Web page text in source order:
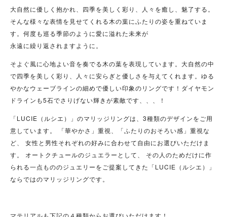
大自然に優しく抱かれ、四季を美しく彩り、人々を癒し、魅了する。
そんな様々な表情を見せてくれる木の葉にふたりの姿を重ねていま
す。何度も巡る季節のように愛に溢れた未来が
永遠に繰り返されますように。
そよぐ風に心地よい音を奏でる木の葉を表現しています。大自然の中
で四季を美しく彩り、人々に安らぎと優しさを与えてくれます。ゆる
やかなウェーブラインの細めで優しい印象のリングです！ダイヤモン
ドラインも5石でさりげない輝きが素敵です、、、！
「LUCIE（ルシエ）」のマリッジリングは、3種類のデザインをご用
意しています。 「華やかさ」重視、「ふたりのおそろい感」重視な
ど、 女性と男性それぞれの好みに合わせて自由にお選びいただけま
す。 オートクチュールのジュエラーとして、 その人のためだけに作
られる一点もののジュエリーをご提案してきた「LUCIE（ルシエ）」
ならではのマリッジリングです。